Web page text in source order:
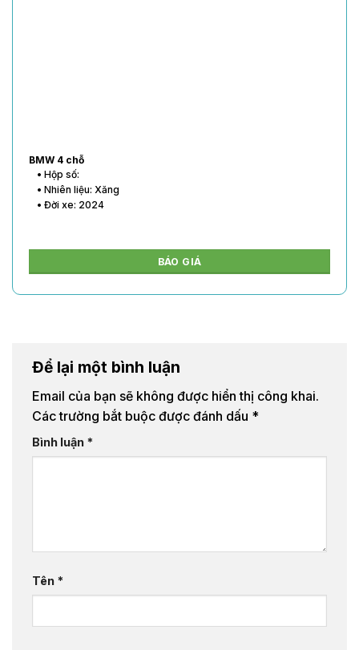
BMW 4 chỗ
• Hộp số:
• Nhiên liệu: Xăng
• Đời xe: 2024
BÁO GIÁ
Để lại một bình luận
Email của bạn sẽ không được hiển thị công khai.
Các trường bắt buộc được đánh dấu *
Bình luận *
Tên *